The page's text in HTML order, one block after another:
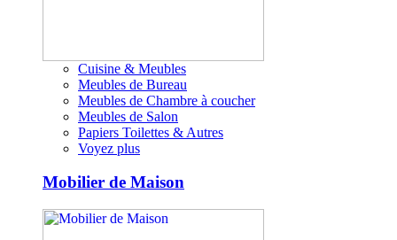
Cuisine & Meubles
Meubles de Bureau
Meubles de Chambre à coucher
Meubles de Salon
Papiers Toilettes & Autres
Voyez plus
Mobilier de Maison